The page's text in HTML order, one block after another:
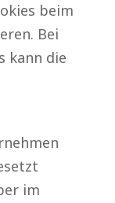
beim
Bei
kann die
im